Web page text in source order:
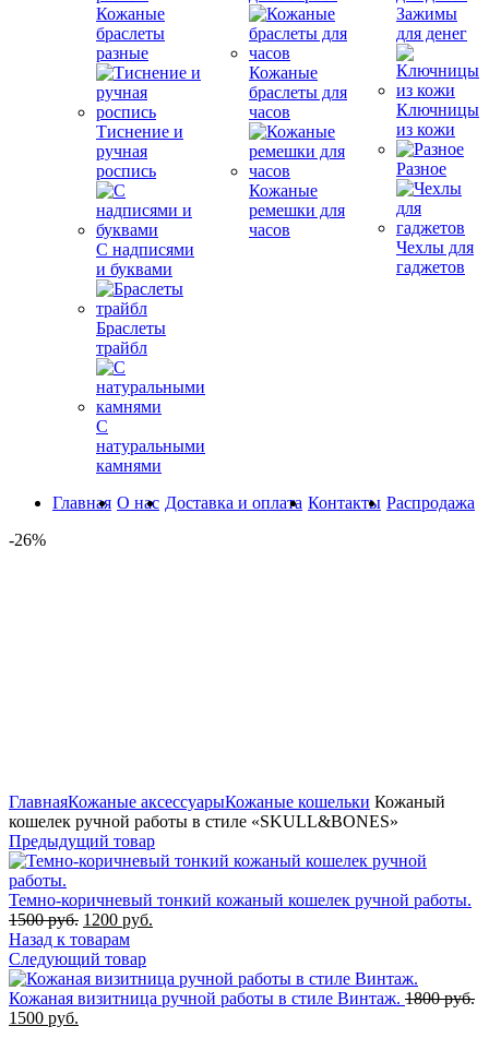
Кожаные
браслеты
разные
Тиснение и
ручная
роспись
С надписями
и буквами
Браслеты
трайбл
С
натуральными
камнями
Кожаные
браслеты для
часов
Кожаные
ремешки для
часов
Зажимы
для денег
Ключницы
из кожи
Разное
Чехлы для
гаджетов
Главная О нас Доставка и оплата Контакты Распродажа
-26%
ГлавнаяКожаные аксессуарыКожаные кошельки Кожаный
кошелек ручной работы в стиле «SKULL&BONES»
Предыдущий товар
Темно-коричневый тонкий кожаный кошелек ручной работы.
1500руб. Первоначальная
цена
составляла
1500
руб..
1200 руб.
руб..
Назад к товарам
Следующий товар
Кожаная визитница ручной работы в стиле Винтаж. 1800руб.
1500 руб.